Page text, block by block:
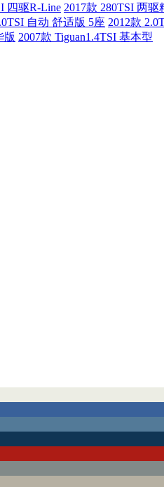
四驱R-Line 2017款 280TSI 两驱
自动 舒适版 5座 2012款
版 2007款 Tiguan1.4TSI 基本型